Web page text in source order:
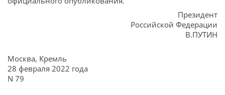
Президент
Российской Федерации
В.ПУТИН
Москва, Кремль
28 февраля 2022 года
N 79